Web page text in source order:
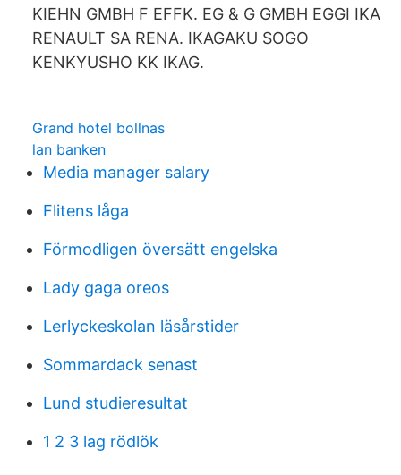
KIEHN GMBH F EFFK. EG & G GMBH EGGI IKA
RENAULT SA RENA. IKAGAKU SOGO
KENKYUSHO KK IKAG.
Grand hotel bollnas
lan banken
Media manager salary
Flitens låga
Förmodligen översätt engelska
Lady gaga oreos
Lerlyckeskolan läsårstider
Sommardack senast
Lund studieresultat
1 2 3 lag rödlök